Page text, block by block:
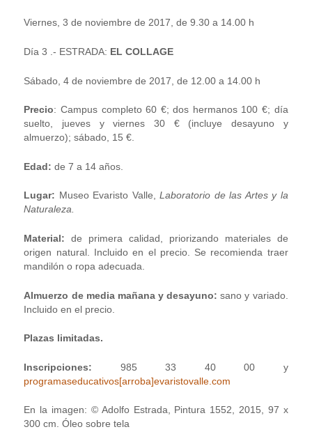
Viernes, 3 de noviembre de 2017, de 9.30 a 14.00 h
Día 3 .- ESTRADA: EL COLLAGE
Sábado, 4 de noviembre de 2017, de 12.00 a 14.00 h
Precio: Campus completo 60 €; dos hermanos 100 €; día
suelto, jueves y viernes 30 € (incluye desayuno y
almuerzo); sábado, 15 €.
Edad: de 7 a 14 años.
Lugar: Museo Evaristo Valle,Laboratorio de las Artes y la
Naturaleza.
Material: de primera calidad, priorizando materiales de
origen natural. Incluido en el precio. Se recomienda traer
mandilón o ropa adecuada.
Almuerzo de media mañana y desayuno: sano y variado.
Incluido en el precio.
Plazas limitadas.
Inscripciones: 985 33 40 00 y
programaseducativos[arroba]evaristovalle.com
En la imagen: © Adolfo Estrada, Pintura 1552, 2015, 97 x
300 cm. Óleo sobre tela